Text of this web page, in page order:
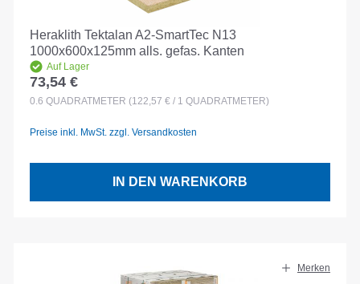
Heraklith Tektalan A2-SmartTec N13
1000x600x125mm alls. gefas. Kanten
Auf Lager
Regulärer Preis:
73,54 €
0.6 QUADRATMETER (122,57 € / 1 QUADRATMETER)
Preise inkl. MwSt. zzgl. Versandkosten
IN DEN WARENKORB
Merken